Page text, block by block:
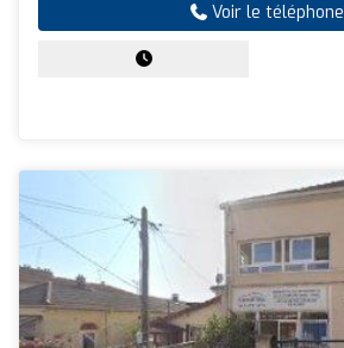
Voir le téléphone